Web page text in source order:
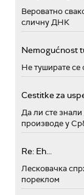
Вероватно
сличну ДНК
Nemogućnost
Не туширате се
Cestitke za
Да ли сте
производе у
Re: Eh...
Лесковачка
пореклом